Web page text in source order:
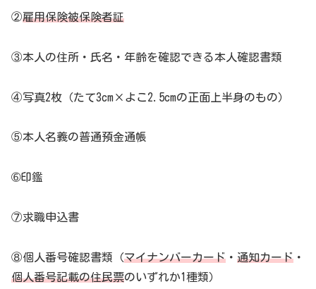
②雇用保険被保険者証
③本人の住所・氏名・年齢を確認できる本人確認書類
④写真2枚（たて3cm×よこ2.5cmの正面上半身のもの）
⑤本人名義の普通預金通帳
➅印鑑
⑦求職申込書
⑧個人番号確認書類（マイナンバーカード ・ 通知カード ・
個人番号記載の住民票のいずれか1種類）